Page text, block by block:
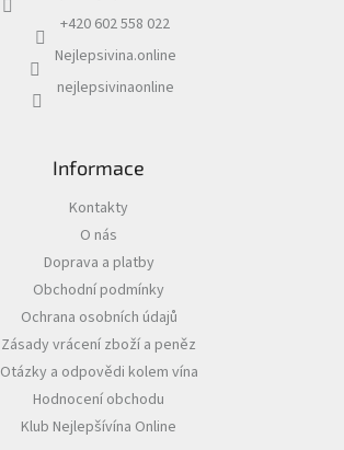
v
ý
p
i
+420 602 558 022
Nejlepsivina.online
nejlepsivinaonline
Informace
Kontakty
O nás
Doprava a platby
Obchodní podmínky
Ochrana osobních údajů
Zásady vrácení zboží a peněz
Otázky a odpovědi kolem vína
Hodnocení obchodu
Klub Nejlepšívína Online